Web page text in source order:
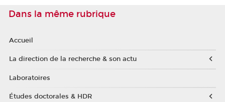
Dans la même rubrique
Accueil
La direction de la recherche & son actu
Laboratoires
Études doctorales & HDR